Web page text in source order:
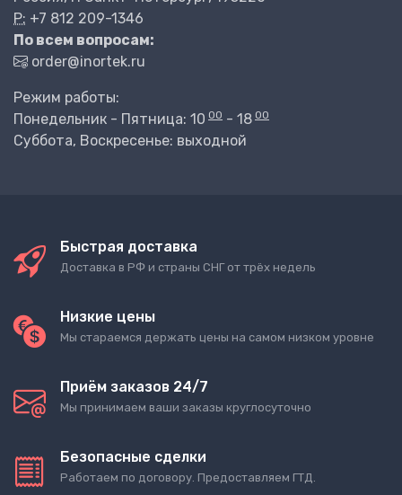
P: +7 812 209-1346
По всем вопросам:
order@inortek.ru
Режим работы:
Понедельник - Пятница: 10 00 - 18 00
Суббота, Воскресенье: выходной
Быстрая доставка
Доставка в РФ и страны СНГ от трёх недель
Низкие цены
Мы стараемся держать цены на самом низком уровне
Приём заказов 24/7
Мы принимаем ваши заказы круглосуточно
Безопасные сделки
Работаем по договору. Предоставляем ГТД.